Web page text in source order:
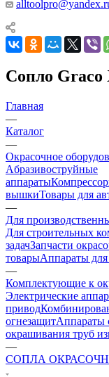
Сопло Graco
Главная
—
Каталог
—
Окрасочное
Aбразивоструйные
аппараты
вышкиТовары для
—
Для
Для строительных
задачЗапчасти
товарыАппараты
—
Комплектующие к
Электрические
привод
огнезащитАппараты
окрашивания труб
—
СОПЛА